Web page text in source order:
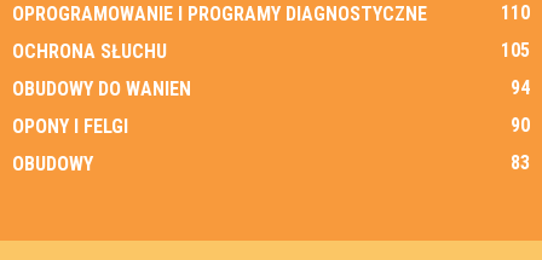
OPROGRAMOWANIE I PROGRAMY DIAGNOSTYCZNE
110
OCHRONA SŁUCHU
105
OBUDOWY DO WANIEN
94
OPONY I FELGI
90
OBUDOWY
83